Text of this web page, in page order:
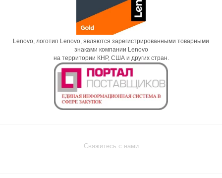
Lenovo, логотип Lenovo, являются зарегистрированными товарными
знаками компании Lenovo
на территории КНР, США и других стран.
Свяжитесь с нами